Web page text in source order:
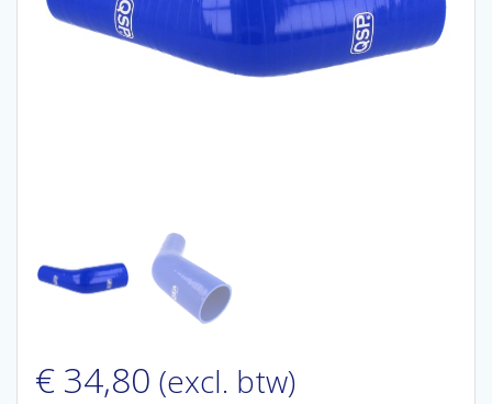
€ 34,80 (excl. btw)